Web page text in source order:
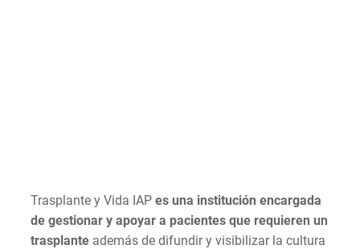
Trasplante y Vida IAP es una institución encargada
de gestionar y apoyar a pacientes que requieren un
trasplante además de difundir y visibilizar la cultura